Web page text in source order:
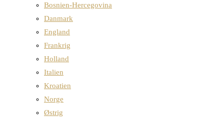
Bosnien-Hercegovina
Danmark
England
Frankrig
Holland
Italien
Kroatien
Norge
Østrig